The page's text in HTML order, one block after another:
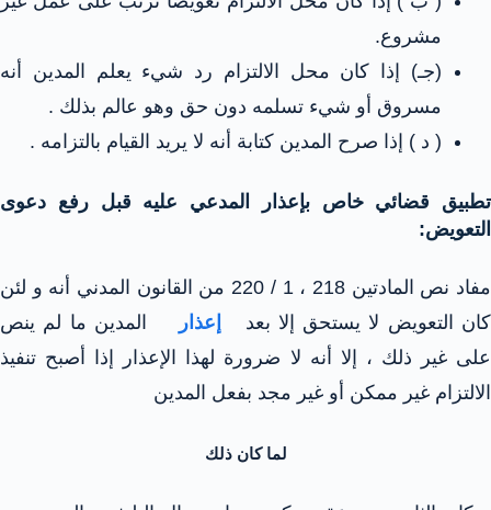
مشروع.
(جـ) إذا كان محل الالتزام رد شيء يعلم المدين أنه
مسروق أو شيء تسلمه دون حق وهو عالم بذلك .
( د ) إذا صرح المدين كتابة أنه لا يريد القيام بالتزامه .
تطبيق قضائي خاص بإعذار المدعي عليه قبل رفع دعوى
التعويض:
مفاد نص المادتين 218 ، 1 / 220 من القانون المدني أنه و لئن
كان التعويض لا يستحق إلا بعد
إعذار
المدين ما لم ينص
على غير ذلك ، إلا أنه لا ضرورة لهذا الإعذار إذا أصبح تنفيذ
الالتزام غير ممكن أو غير مجد بفعل المدين
لما كان ذلك